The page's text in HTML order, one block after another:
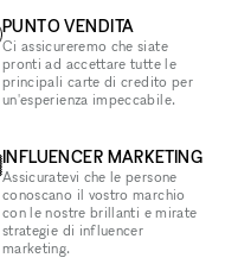
PUNTO VENDITA
Ci assicureremo che siate
pronti ad accettare tutte le
principali carte di credito per
un'esperienza impeccabile.
INFLUENCER MARKETING
Assicuratevi che le persone
conoscano il vostro marchio
con le nostre brillanti e mirate
strategie di influencer
marketing.